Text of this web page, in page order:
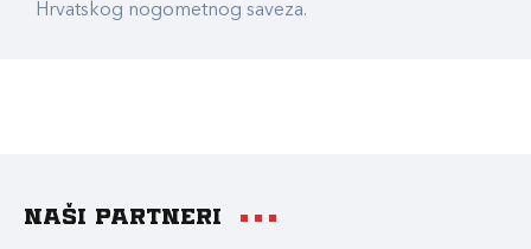
Hrvatskog nogometnog saveza.
Naši partneri